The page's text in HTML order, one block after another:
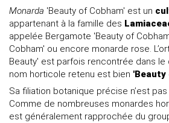
Monarda 'Beauty of Cobham' est un
appartenant à la famille des
appelée Bergamote 'Beauty of
Cobham' ou encore monarde rose.
Beauty' est parfois rencontrée dans
nom horticole retenu est bien 'Beauty
Sa filiation botanique précise n’est
Comme de nombreuses monardes
est généralement rapprochée du